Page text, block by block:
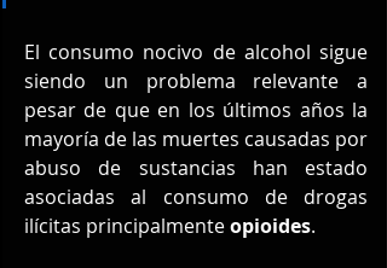
El consumo nocivo de alcohol sigue
siendo un problema relevante a
pesar de que en los últimos años la
mayoría de las muertes causadas por
abuso de sustancias han estado
asociadas al consumo de drogas
ilícitas principalmente opioides.